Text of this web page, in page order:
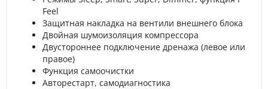
Feel
Защитная накладка на вентили внешнего блока
Двойная шумоизоляция компрессора
Двустороннее подключение дренажа (левое или
правое)
Функция самоочистки
Авторестарт, самодиагностика